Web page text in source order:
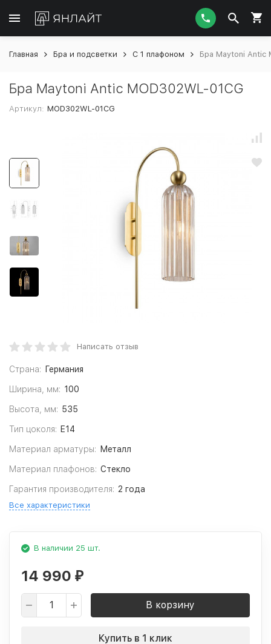
Главная Бра и подсветки С 1 плафоном Бра Maytoni Antic
Бра Maytoni Antic MOD302WL-01CG
Артикул: MOD302WL-01CG
Написать отзыв
Страна: Германия
Ширина, мм: 100
Высота, мм: 535
Тип цоколя: E14
Материал арматуры: Металл
Материал плафонов: Стекло
Гарантия производителя: 2 года
Все характеристики
В наличии 25 шт.
14 990 ₽
В корзину
Купить в 1 клик